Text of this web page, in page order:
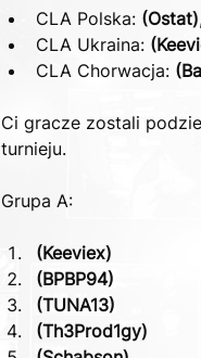
CLA Polska: (Ostat)
CLA Ukraina:
CLA Chorwacja:
Ci gracze zostali
turnieju.
Grupa A:
(Keeviex)
(BPBP94)
(TUNA13)
(Th3Prod1gy)